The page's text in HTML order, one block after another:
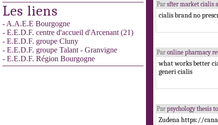
Les liens
- A.A.E.E Bourgogne
- E.E.D.F. centre d'accueil d'Arcenant (21)
- E.E.D.F. groupe Cluny
- E.E.D.F. groupe Talant - Granvigne
- E.E.D.F. Région Bourgogne
Par sfter market cialis
cialis brand no
Par online pharmacy
what works better
generi cialis
Par psychology thesis
Zudena https://